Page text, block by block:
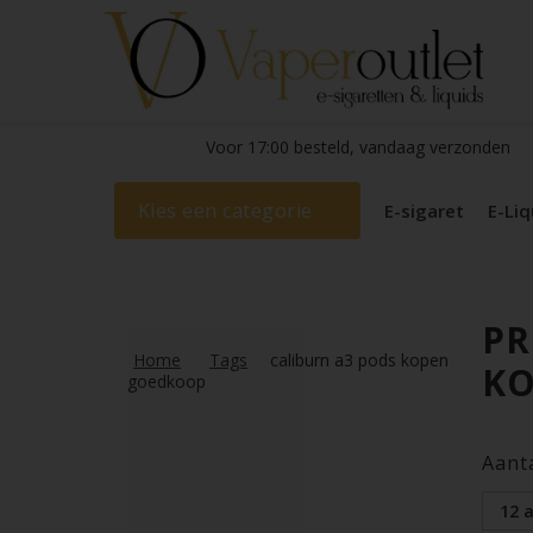
Voor 17:00 besteld, vandaag verzonden
Kies een categorie E-sigaret E-
Home Tags
caliburn a3 pods kopen
goedkoop